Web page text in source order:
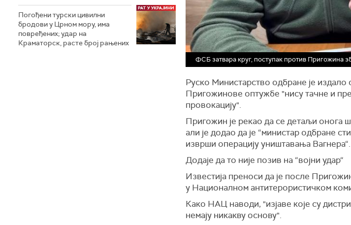
Погођени турски цивилни
бродови у Црном мору, има
повређених; удар на
Краматорск, расте број рањених
ФСБ затвара круг, поступак против Пригожина
Руско Министарство одбране је
Пригожинове оптужбе "нису тачне и
провокацију".
Пригожин је рекао да се детаљи онога
али је додао да је “министар одбране
изврши операцију уништавања Вагнера“.
Додаје да то није позив на “војни удар“
Известија преноси да је после
у Националном антитерористичком
Како НАЦ наводи, "изјаве које су
немају никакву основу".